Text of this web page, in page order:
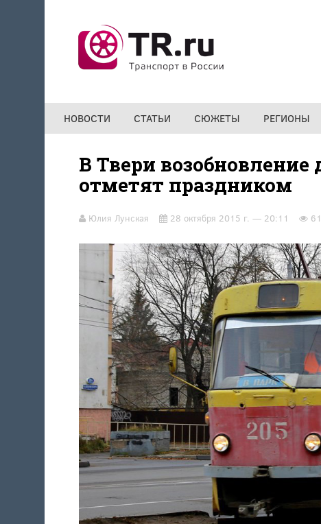
НОВОСТИ СТАТЬИ СЮЖЕТЫ РЕГИОНЫ
В Твери
отметят праздником
Юлия Лунская 28 октября 2015 г. — 20:11